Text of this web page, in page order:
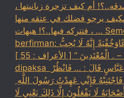
أم كيف تزجرة زبانيتها ،
يرجو فضلك في عتقه منها
، فتتركه فيها..؟! هيهات … Sementara Allah telah
berfirman: ادْعُوا رَبَّكُمْ تَضَرُّعًاوَخُفْيَةً إِنَّهُ لَا يُحِبُّ
الْمُعْتَدِينَ ” [ الأعراف : 55 ] . – ada sajak yang
dipaksa ‏عَنْ‏‏عِكْرِمَةَ ‏، ‏عَنْ ‏ ‏ابْنِ عَبَّاسٍ ‏‏قَالَ : … فَانْظُرْ ‏‏
فَإِنِّي عَهِدْتُ رَسُولَ اللَّهِ
لَا يَفْعَلُونَ إِلَّا ذَلِكَ ‏‏يَعْنِي لَا